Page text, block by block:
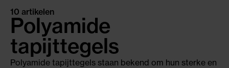
Polyamide
tapijttegels
10 artikelen
Polyamide tapijttegels staan bekend om hun sterke en